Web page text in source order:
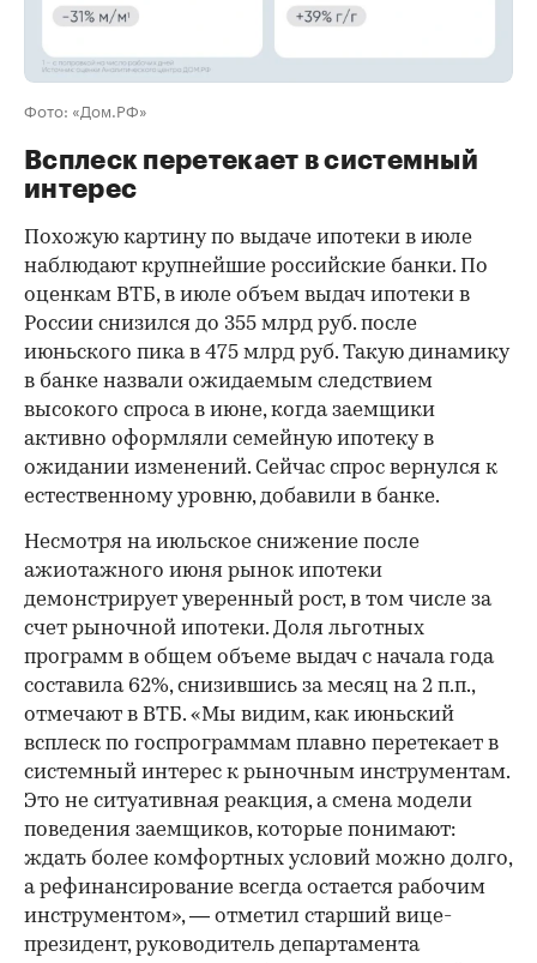
Фото: «Дом.РФ»
Всплеск перетекает в системный
интерес
Похожую картину по выдаче ипотеки в июле
наблюдают крупнейшие российские банки. По
оценкам ВТБ, в июле объем выдач ипотеки в
России снизился до 355 млрд руб. после
июньского пика в 475 млрд руб. Такую динамику
в банке назвали ожидаемым следствием
высокого спроса в июне, когда заемщики
активно оформляли семейную ипотеку в
ожидании изменений. Сейчас спрос вернулся к
естественному уровню, добавили в банке.
Несмотря на июльское снижение после
ажиотажного июня рынок ипотеки
демонстрирует уверенный рост, в том числе за
счет рыночной ипотеки. Доля льготных
программ в общем объеме выдач с начала года
составила 62%, снизившись за месяц на 2 п.п.,
отмечают в ВТБ. «Мы видим, как июньский
всплеск по госпрограммам плавно перетекает в
системный интерес к рыночным инструментам.
Это не ситуативная реакция, а смена модели
поведения заемщиков, которые понимают:
ждать более комфортных условий можно долго,
а рефинансирование всегда остается рабочим
инструментом», — отметил старший вице-
президент, руководитель департамента